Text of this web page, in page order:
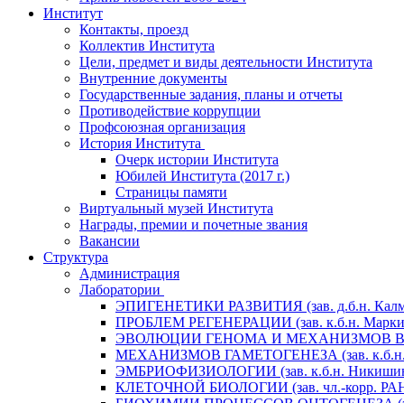
Институт
Контакты, проезд
Коллектив Института
Цели, предмет и виды деятельности Института
Внутренние документы
Государственные задания, планы и отчеты
Противодействие коррупции
Профсоюзная организация
История Института
Очерк истории Института
Юбилей Института (2017 г.)
Страницы памяти
Виртуальный музей Института
Награды, премии и почетные звания
Вакансии
Структура
Администрация
Лаборатории
ЭПИГЕНЕТИКИ РАЗВИТИЯ (зав. д.б.н.
ПРОБЛЕМ РЕГЕНЕРАЦИИ (зав. к.б.н.
ЭВОЛЮЦИИ ГЕНОМА И МЕХАНИЗМОВ
МЕХАНИЗМОВ ГАМЕТОГЕНЕЗА (зав.
ЭМБРИОФИЗИОЛОГИИ (зав. к.б.н.
КЛЕТОЧНОЙ БИОЛОГИИ (зав. чл.-корр. РАН